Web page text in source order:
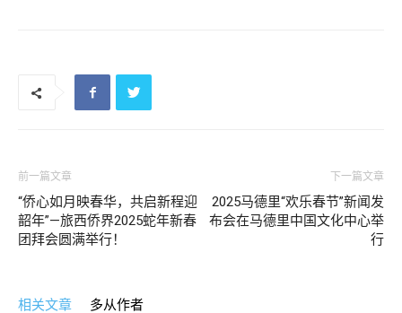
前一篇文章
“侨心如月映春华，共启新程迎
韶年”—旅西侨界2025蛇年新春
团拜会圆满举行！
下一篇文章
2025马德里“欢乐春节”新闻发
布会在马德里中国文化中心举
行
相关文章 多从作者